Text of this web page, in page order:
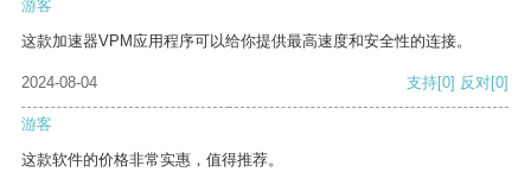
游客
这款加速器VPM应用程序可以给你提供最高速度和安全性的连接。
2024-08-04 支持[0] 反对[0]
游客
这款软件的价格非常实惠，值得推荐。